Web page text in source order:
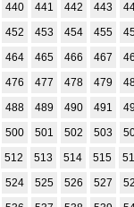
440 441 442 443
452 453 454 455
464 465 466 467
476 477 478 479
488 489 490 491
500 501 502 503
512 513 514 515
524 525 526 527